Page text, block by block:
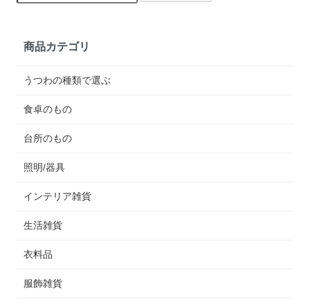
商品カテゴリ
うつわの種類で選ぶ
食卓のもの
台所のもの
照明/器具
インテリア雑貨
生活雑貨
衣料品
服飾雑貨